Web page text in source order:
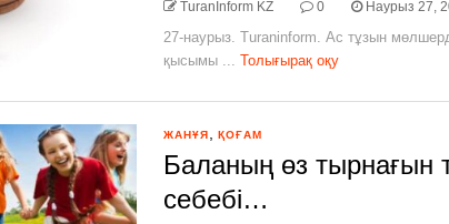
TuranInform KZ 0 Наурыз 27,
27-наурыз. Turaninform. Ас тұзын
қысымы ... Толығырақ оқу
ЖАНҰЯ ҚОҒАМ
Баланың өз тырнағын
себебі…